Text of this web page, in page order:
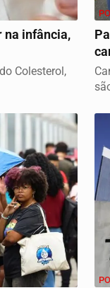
na infância,
Colesterol,